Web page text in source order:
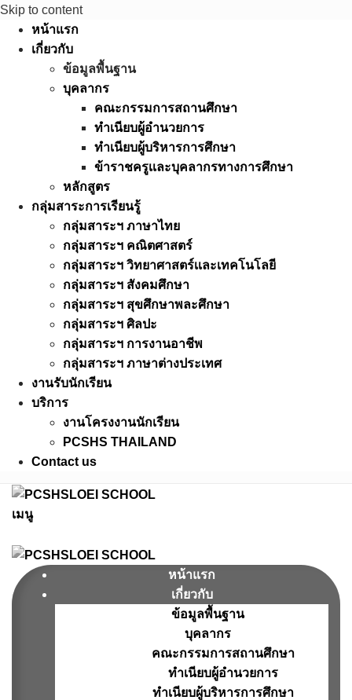
Skip to content
หน้าแรก
เกี่ยวกับ
ข้อมูลพื้นฐาน
บุคลากร
คณะกรรมการสถานศึกษา
ทำเนียบผู้อำนวยการ
ทำเนียบผู้บริหารการศึกษา
ข้าราชครูเเละบุคลากรทางการศึกษา
หลักสูตร
กลุ่มสาระการเรียนรู้
กลุ่มสาระฯ ภาษาไทย
กลุ่มสาระฯ คณิตศาสตร์
กลุ่มสาระฯ วิทยาศาสตร์เเละเทคโนโลยี
กลุ่มสาระฯ สังคมศึกษา
กลุ่มสาระฯ สุขศึกษาพละศึกษา
กลุ่มสาระฯ ศิลปะ
กลุ่มสาระฯ การงานอาชีพ
กลุ่มสาระฯ ภาษาต่างประเทศ
งานรับนักเรียน
บริการ
งานโครงงานนักเรียน
PCSHS THAILAND
Contact us
เมนู
หน้าแรก
เกี่ยวกับ
ข้อมูลพื้นฐาน
บุคลากร
คณะกรรมการสถานศึกษา
ทำเนียบผู้อำนวยการ
ทำเนียบผู้บริหารการศึกษา